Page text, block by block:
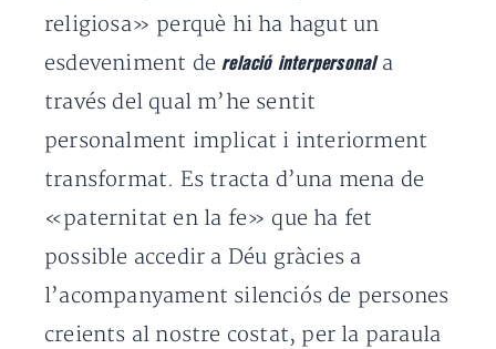
religiosa» perquè hi ha hagut un
esdeveniment derelació interpersonala
través del qual m’he sentit
personalment implicat i interiorment
transformat. Es tracta d’una mena de
«paternitat en la fe» que ha fet
possible accedir a Déu gràcies a
l’acompanyament silenciós de persones
creients al nostre costat, per la paraula